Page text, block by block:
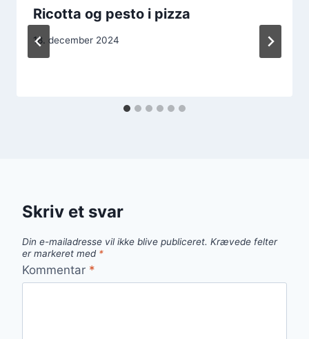
Ricotta og pesto i pizza
18. december 2024
Skriv et svar
Din e-mailadresse vil ikke blive publiceret. Krævede felter
er markeret med *
Kommentar *